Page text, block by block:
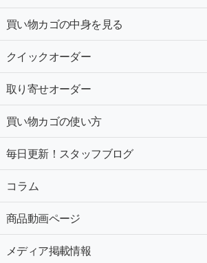
買い物カゴの中身を見る
クイックオーダー
取り寄せオーダー
買い物カゴの使い方
毎日更新！スタッフブログ
コラム
商品動画ページ
メディア掲載情報